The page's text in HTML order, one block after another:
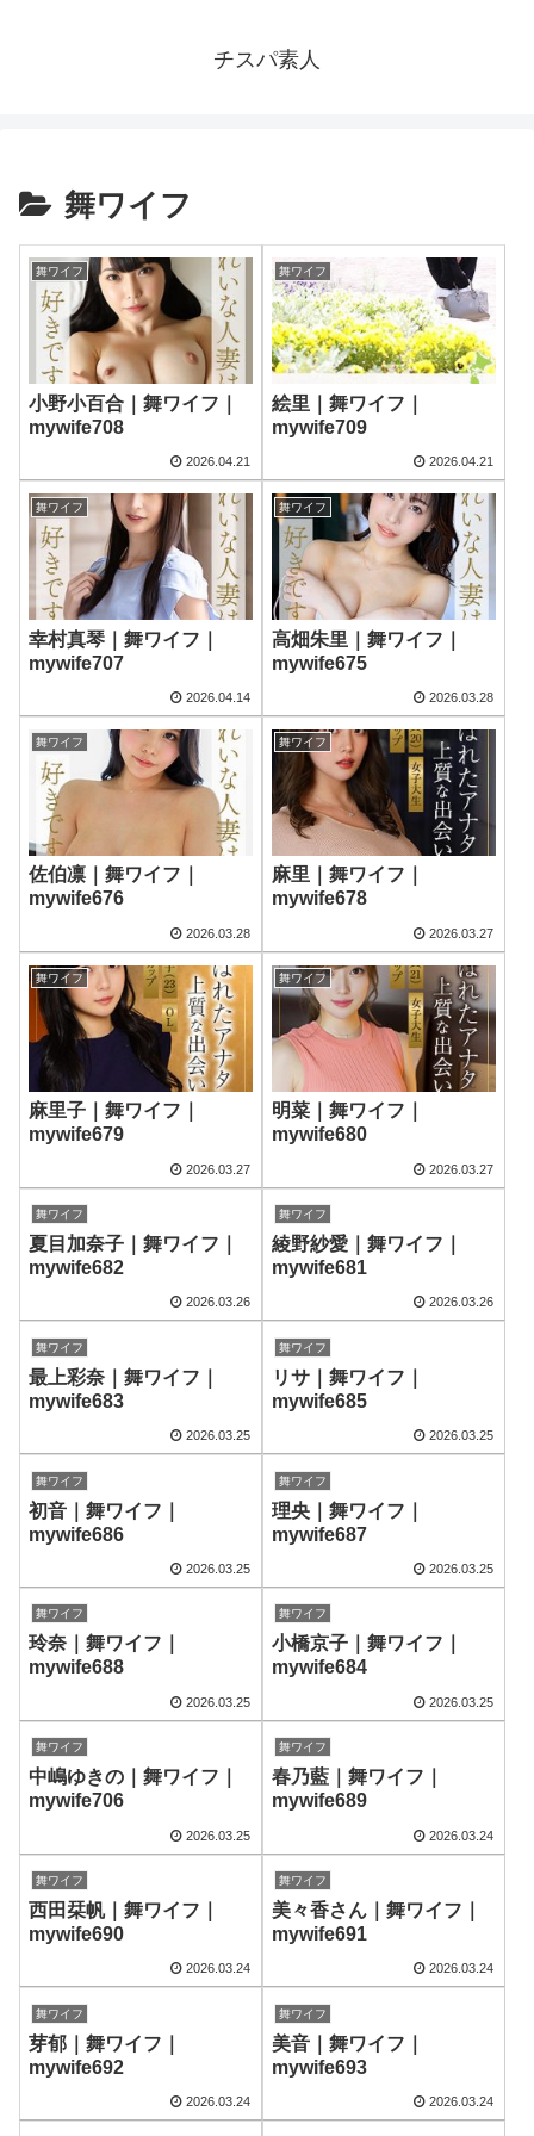
チスパ素人
舞ワイフ
舞ワイフ
小野小百合｜舞ワイフ｜
mywife708
2026.04.21
舞ワイフ
絵里｜舞ワイフ｜
mywife709
2026.04.21
舞ワイフ
幸村真琴｜舞ワイフ｜
mywife707
2026.04.14
舞ワイフ
高畑朱里｜舞ワイフ｜
mywife675
2026.03.28
舞ワイフ
佐伯凛｜舞ワイフ｜
mywife676
2026.03.28
舞ワイフ
麻里｜舞ワイフ｜
mywife678
2026.03.27
舞ワイフ
麻里子｜舞ワイフ｜
mywife679
2026.03.27
舞ワイフ
明菜｜舞ワイフ｜
mywife680
2026.03.27
舞ワイフ
夏目加奈子｜舞ワイフ｜
mywife682
2026.03.26
舞ワイフ
綾野紗愛｜舞ワイフ｜
mywife681
2026.03.26
舞ワイフ
最上彩奈｜舞ワイフ｜
mywife683
2026.03.25
舞ワイフ
リサ｜舞ワイフ｜
mywife685
2026.03.25
舞ワイフ
初音｜舞ワイフ｜
mywife686
2026.03.25
舞ワイフ
理央｜舞ワイフ｜
mywife687
2026.03.25
舞ワイフ
玲奈｜舞ワイフ｜
mywife688
2026.03.25
舞ワイフ
小橋京子｜舞ワイフ｜
mywife684
2026.03.25
舞ワイフ
中嶋ゆきの｜舞ワイフ｜
mywife706
2026.03.25
舞ワイフ
春乃藍｜舞ワイフ｜
mywife689
2026.03.24
舞ワイフ
西田栞帆｜舞ワイフ｜
mywife690
2026.03.24
舞ワイフ
美々香さん｜舞ワイフ｜
mywife691
2026.03.24
舞ワイフ
芽郁｜舞ワイフ｜
mywife692
2026.03.24
舞ワイフ
美音｜舞ワイフ｜
mywife693
2026.03.24